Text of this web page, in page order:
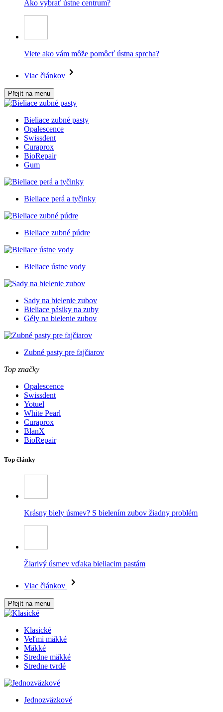
Ako vybrať ústne centrum?
Viete ako vám môže pomôcť ústna sprcha?
Viac článkov
Přejít na menu
Bieliace zubné pasty
Opalescence
Swissdent
Curaprox
BioRepair
Gum
Bieliace perá a tyčinky
Bieliace zubné púdre
Bieliace ústne vody
Sady na bielenie zubov
Bieliace pásiky na zuby
Gély na bielenie zubov
Zubné pasty pre fajčiarov
Top značky
Opalescence
Swissdent
Yotuel
White Pearl
Curaprox
BlanX
BioRepair
Top články
Krásny biely úsmev? S bielením zubov žiadny problém
Žiarivý úsmev vďaka bieliacim pastám
Viac článkov
Přejít na menu
Klasické
Veľmi mäkké
Mäkké
Stredne mäkké
Stredne tvrdé
Jednozväzkové